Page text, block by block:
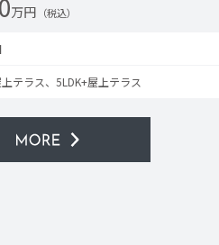
万円 （税込）
テラス、5LDK+屋上テラス